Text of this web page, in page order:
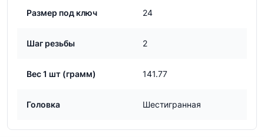
Размер под ключ 24
Шаг резьбы 2
Вес 1 шт (грамм) 141.77
Головка Шестигранная